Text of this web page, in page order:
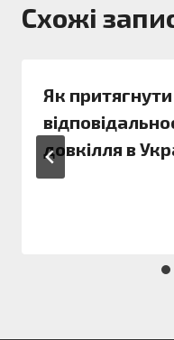
Схожі
Як
довкілля в